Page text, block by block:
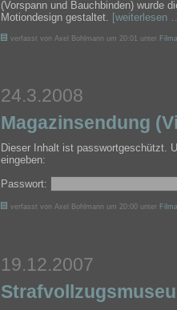
(Vorspann und Bauchbinden) wurde
Motiondesign gestaltet. [weiterlesen
verfasst von Axel Bohlmann um 20:01 unter
24.3.2008
Magazinsendung
Dieser Inhalt ist passwortgeschützt.
eingeben:
Passwort:
verfasst von Axel Bohlmann um 20:00 unter
19.12.2007